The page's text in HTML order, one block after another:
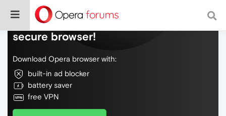
Do more on the web, with a fast and
secure browser!
Download Opera browser with:
built-in ad blocker
battery saver
free VPN